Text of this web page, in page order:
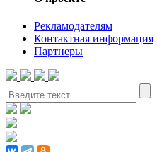
Рекламодателям
Контактная информация
Партнеры